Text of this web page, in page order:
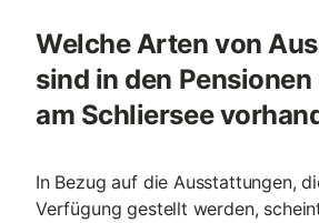
Welche Arten von
sind in den Pensionen
am Schliersee
In Bezug auf die Ausstattungen,
Verfügung gestellt werden,